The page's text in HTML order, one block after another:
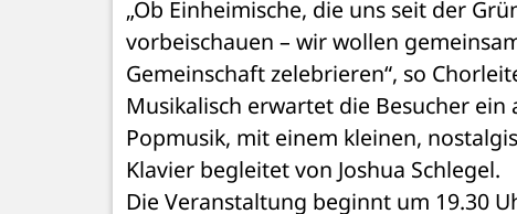
„Ob Einheimische, die uns seit der
vorbeischauen – wir wollen
Gemeinschaft zelebrieren“, so
Musikalisch erwartet die Besucher
Popmusik, mit einem kleinen,
Klavier begleitet von Joshua Schlegel.
Die Veranstaltung beginnt um 19.30